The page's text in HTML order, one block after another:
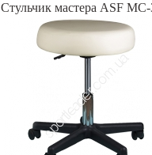
Стульчик мастера ASF